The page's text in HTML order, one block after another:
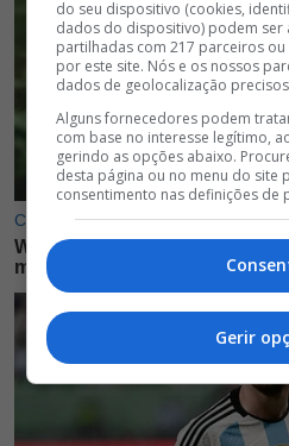
do seu dispositivo (cookies,
dados do dispositivo) podem ser
partilhadas com 217 parceiros
por este site. Nós e os nossos
dados de geolocalização
Alguns fornecedores podem
com base no interesse legítimo,
gerindo as opções abaixo.
desta página ou no menu do site
consentimento nas definições de
Gerir